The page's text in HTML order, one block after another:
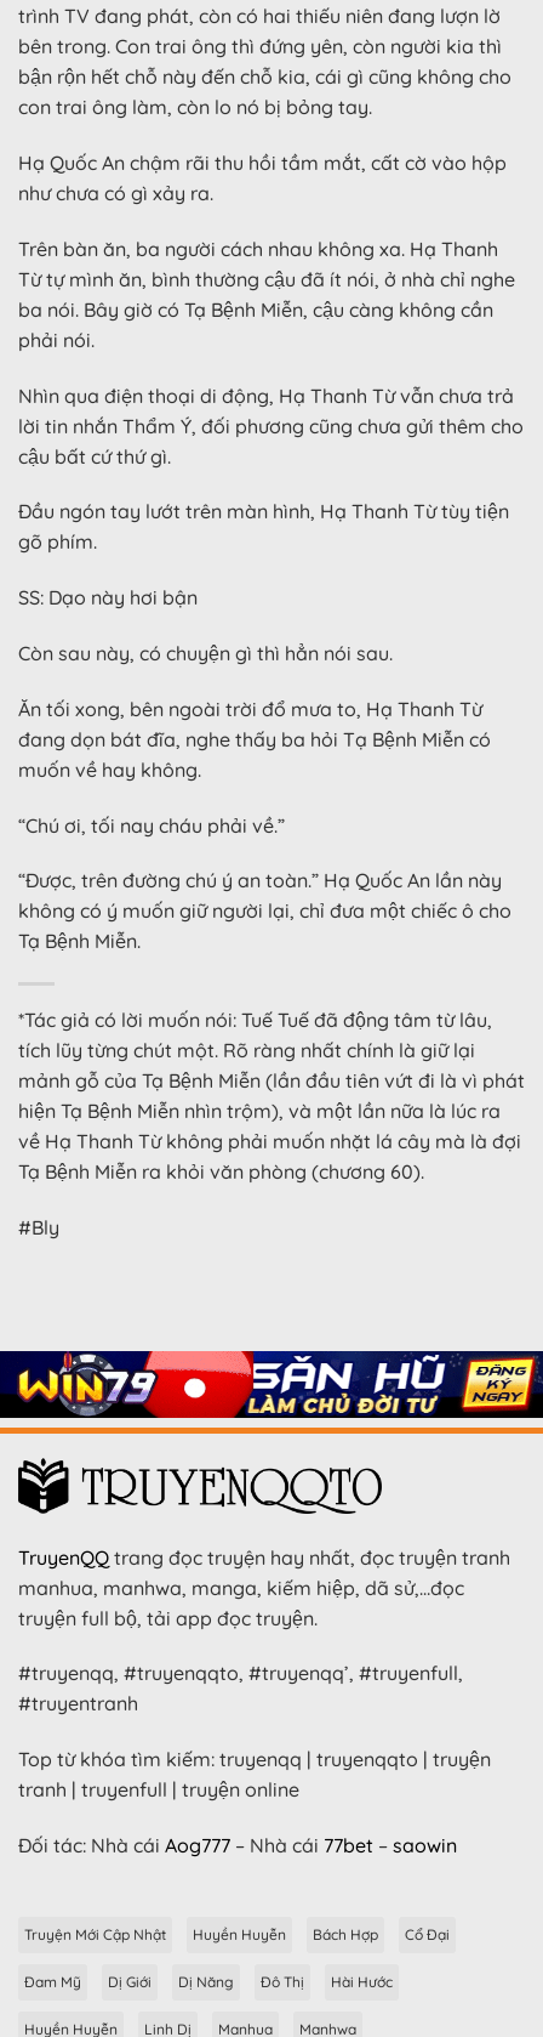
trình TV đang phát, còn có hai thiếu niên đang lượn lờ
bên trong. Con trai ông thì đứng yên, còn người kia thì
bận rộn hết chỗ này đến chỗ kia, cái gì cũng không cho
con trai ông làm, còn lo nó bị bỏng tay.
Hạ Quốc An chậm rãi thu hồi tầm mắt, cất cờ vào hộp
như chưa có gì xảy ra.
Trên bàn ăn, ba người cách nhau không xa. Hạ Thanh
Từ tự mình ăn, bình thường cậu đã ít nói, ở nhà chỉ nghe
ba nói. Bây giờ có Tạ Bệnh Miễn, cậu càng không cần
phải nói.
Nhìn qua điện thoại di động, Hạ Thanh Từ vẫn chưa trả
lời tin nhắn Thẩm Ý, đối phương cũng chưa gửi thêm cho
cậu bất cứ thứ gì.
Đầu ngón tay lướt trên màn hình, Hạ Thanh Từ tùy tiện
gõ phím.
SS: Dạo này hơi bận
Còn sau này, có chuyện gì thì hẳn nói sau.
Ăn tối xong, bên ngoài trời đổ mưa to, Hạ Thanh Từ
đang dọn bát đĩa, nghe thấy ba hỏi Tạ Bệnh Miễn có
muốn về hay không.
“Chú ơi, tối nay cháu phải về.”
“Được, trên đường chú ý an toàn.” Hạ Quốc An lần này
không có ý muốn giữ người lại, chỉ đưa một chiếc ô cho
Tạ Bệnh Miễn.
*Tác giả có lời muốn nói: Tuế Tuế đã động tâm từ lâu,
tích lũy từng chút một. Rõ ràng nhất chính là giữ lại
mảnh gỗ của Tạ Bệnh Miễn (lần đầu tiên vứt đi là vì phát
hiện Tạ Bệnh Miễn nhìn trộm), và một lần nữa là lúc ra
về Hạ Thanh Từ không phải muốn nhặt lá cây mà là đợi
Tạ Bệnh Miễn ra khỏi văn phòng (chương 60).
#Bly
TruyenQQ trang đọc truyện hay nhất, đọc truyện tranh
manhua, manhwa, manga, kiếm hiệp, dã sử,…đọc
truyện full bộ, tải app đọc truyện.
#truyenqq, #truyenqqto, #truyenqq’, #truyenfull,
#truyentranh
Top từ khóa tìm kiếm: truyenqq | truyenqqto | truyện
tranh | truyenfull | truyện online
Đối tác: Nhà cái Aog777 – Nhà cái 77bet – saowin
Truyện Mới Cập Nhật Huyền Huyễn Bách Hợp Cổ Đại
Đam Mỹ Dị Giới Dị Năng Đô Thị Hài Hước
Huyền Huyễn Linh Dị Manhua Manhwa